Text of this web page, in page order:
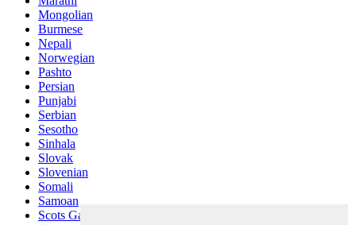
Mongolian
Burmese
Nepali
Norwegian
Pashto
Persian
Punjabi
Serbian
Sesotho
Sinhala
Slovak
Slovenian
Somali
Samoan
Scots Gaelic